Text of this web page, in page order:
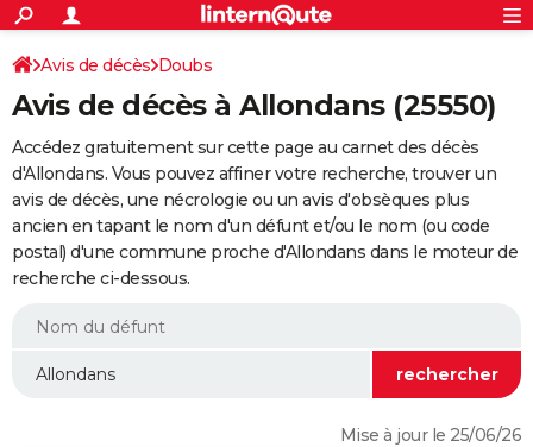
ACTUALITÉS
Politique
Société
Faits Divers
Education
Monde
Villes
+
SPORT
Coupe du monde 2026
Football
Tennis
Cyclisme
Rugby
Forum
Programme TV
TNT
Streaming
Cinéma
Sorties cinéma
Musique
+
FINANCE
Retraite
Impôts
Epargne
Immobilier
Risques naturels par ville
Banque
Assurance
Crédit
AUTO
Essais
Réserver un essai
Citadines
Berlines
SUV
Forum auto
+HIGH-TECH
BRICOLAGE
WEEK-END
Avis de décès Doubs
Avis de décès à Allondans (25550)
Accédez gratuitement sur cette page au carnet des décès
d'Allondans. Vous pouvez affiner votre recherche, trouver un
avis de décès, une nécrologie ou un avis d'obsèques plus
ancien en tapant le nom d'un défunt et/ou le nom (ou code
postal) d'une commune proche d'Allondans dans le moteur de
recherche ci-dessous.
Mise à jour le 25/06/26